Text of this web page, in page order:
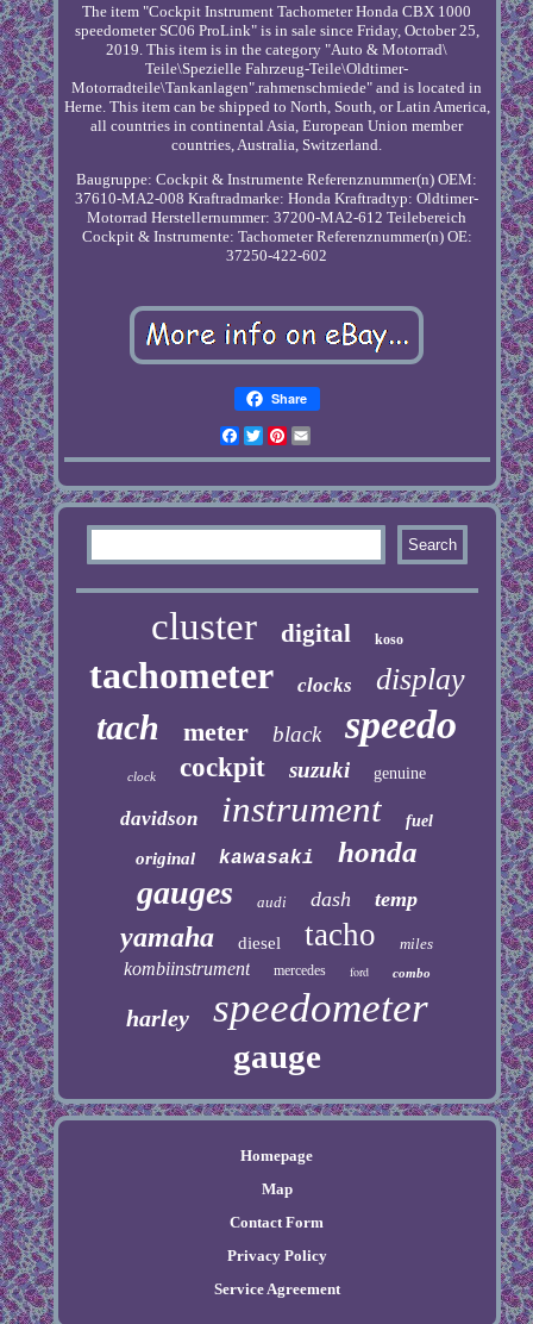
The item "Cockpit Instrument Tachometer Honda CBX 1000
speedometer SC06 ProLink" is in sale since Friday, October 25,
2019. This item is in the category "Auto & Motorrad\
Teile\Spezielle Fahrzeug-Teile\Oldtimer-
Motorradteile\Tankanlagen".rahmenschmiede" and is located in
Herne. This item can be shipped to North, South, or Latin America,
all countries in continental Asia, European Union member
countries, Australia, Switzerland.
Baugruppe: Cockpit & Instrumente Referenznummer(n) OEM:
37610-MA2-008 Kraftradmarke: Honda Kraftradtyp: Oldtimer-
Motorrad Herstellernummer: 37200-MA2-612 Teilebereich
Cockpit & Instrumente: Tachometer Referenznummer(n) OE:
37250-422-602
Share
Facebook
TwitterPinterest
cluster digital koso
tachometer clocks display
tach meter black speedo
clock cockpit suzuki genuine
davidson instrument fuel
original kawasaki honda
gauges audi dash temp
yamaha diesel tacho miles
kombiinstrument mercedes ford combo
harley speedometer
gauge
Homepage
Map
Contact Form
Privacy Policy
Service Agreement